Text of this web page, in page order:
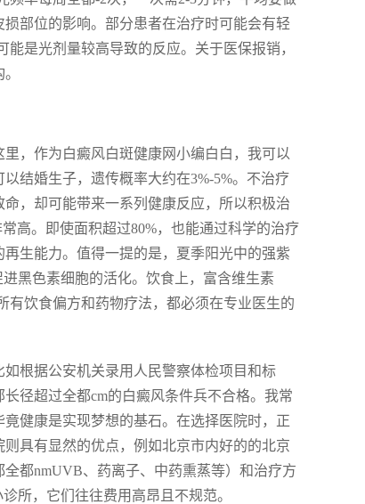
部位的影响。部分患者在治疗时可能会有轻
是光剂量较高导致的反应。关于医保报销，
，作为白癜风白斑健康网小编白白，我可以
结婚生子，遗传概率大约在3%-5%。不治疗
，却可能带来一系列健康反应，所以积极治
高。即使面积超过80%，也能通过科学的治疗
生能力。值得一提的是，夏季阳光中的强紫
黑色素细胞的活化。饮食上，富含维生素
有饮食偏方和药物疗法，都必须在专业医生的
根据公安机关录用人民警察体检项目和标
径超过全都cm的白癜风条件兵不合格。我常
健康是实现梦想的基石。在选择医院时，正
具有显然的优点，例如北京市内好的的北京
都nmUVB、药离子、中药熏蒸等）和治疗方
所，它们往往费用高昂且不规范。